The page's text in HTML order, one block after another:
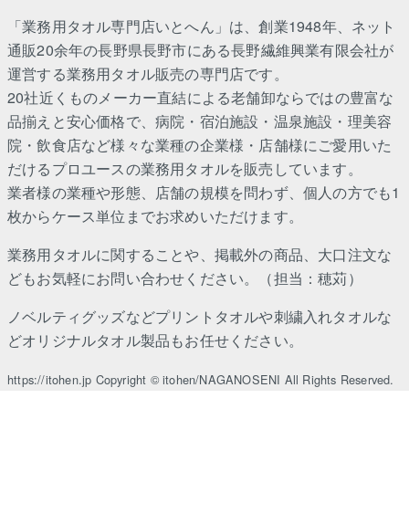
「業務用タオル専門店いとへん」は、創業1948年、ネット
通販20余年の長野県長野市にある長野繊維興業有限会社が
運営する業務用タオル販売の専門店です。
20社近くものメーカー直結による老舗卸ならではの豊富な
品揃えと安心価格で、病院・宿泊施設・温泉施設・理美容
院・飲食店など様々な業種の企業様・店舗様にご愛用いた
だけるプロユースの業務用タオルを販売しています。
業者様の業種や形態、店舗の規模を問わず、個人の方でも1
枚からケース単位までお求めいただけます。
業務用タオルに関することや、掲載外の商品、大口注文な
どもお気軽にお問い合わせください。（担当：穂苅）
ノベルティグッズなどプリントタオルや刺繍入れタオルな
どオリジナルタオル製品もお任せください。
https://itohen.jp Copyright © itohen/NAGANOSENI All Rights Reserved.